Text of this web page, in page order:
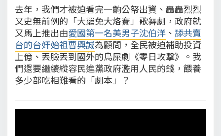
去年，我們才被迫看完一齣公帑出資、轟轟烈烈
又史無前例的「大罷免大烙賽」歌舞劇，政府就
又馬上推出由愛國第一名美男子沈伯洋 、 舔共賣
台的台奸始祖曹興誠為顧問，全民被迫補助投資
上億、丟臉丟到國外的鳥屎劇《零日攻擊》。我
們還要繼續縱容民進黨政府濫用人民的錢，餵養
多少部吃相難看的「劇本」？